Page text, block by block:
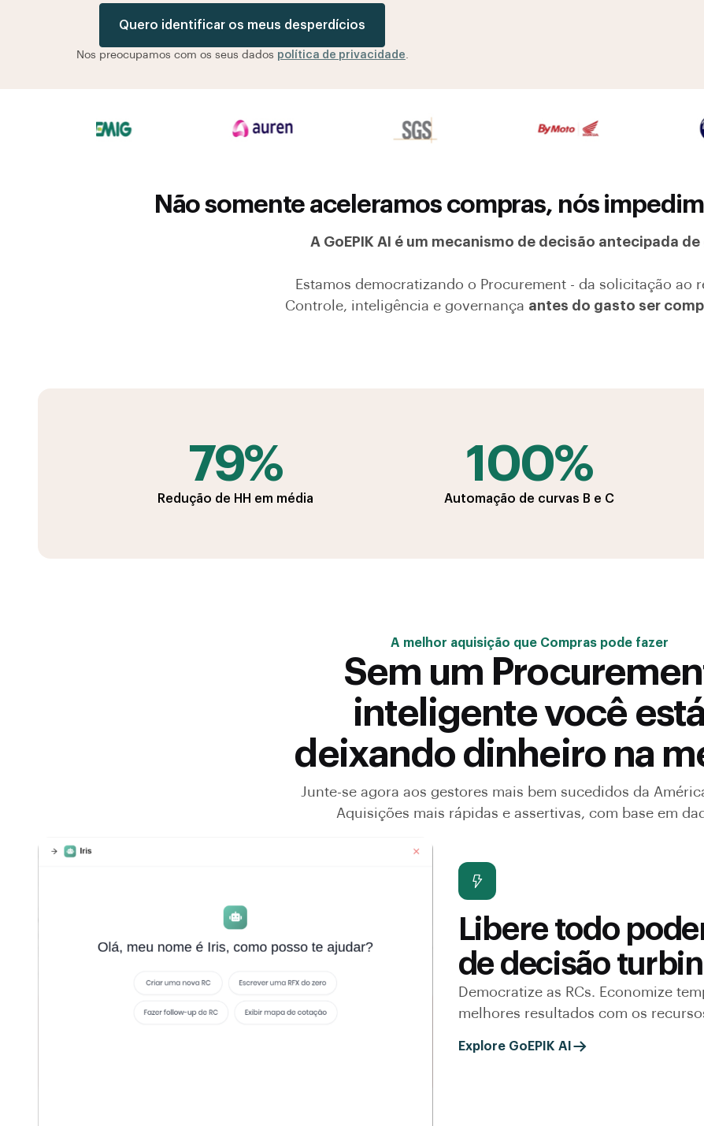
Quero identificar os meus desperdícios
Nos preocupamos com os seus dados política de privacidade.
Não somente aceleramos compras, nós
A GoEPIK AI é um mecanismo de decisão antecipada
Estamos democratizando o Procurement - da solicitação ao
Controle, inteligência e governança antes do gasto ser
79%
Redução de HH em média
100%
Automação de curvas B e C
A melhor aquisição que Compras pode fazer
Sem um
inteligente você está
deixando dinheiro na
Junte-se agora aos gestores mais bem sucedidos da
Aquisições mais rápidas e assertivas, com base em
Libere todo
de decisão
Democratize as RCs. Economize
melhores resultados com os
Explore GoEPIK AI